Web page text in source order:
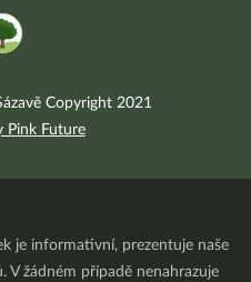
Copyright 2021
Pink Future
je informativní, prezentuje naše
V žádném případě nenahrazuje